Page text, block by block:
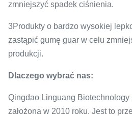
zmniejszyć spadek ciśnienia.
3Produkty o bardzo wysokiej
zastąpić gumę guar w celu
produkcji.
Dlaczego wybrać nas:
Qingdao Linguang Biotechnology
założona w 2010 roku. Jest to